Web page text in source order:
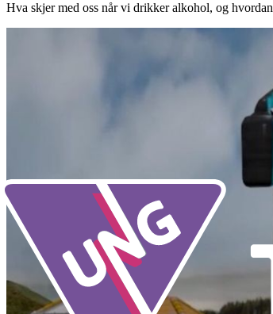
Hva skjer med oss når vi drikker alkohol, og